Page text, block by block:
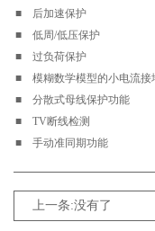
■ 后加速保护
■ 低周/低压保护
■ 过负荷保护
■ 模糊数学模型的小电流接
■ 分散式母线保护功能
■ TV断线检测
■ 手动准同期功能
上一条:没有了